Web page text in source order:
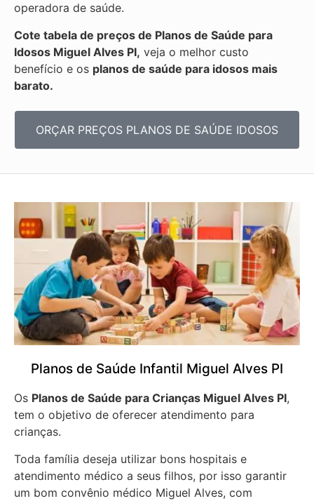
operadora de saúde.
Cote tabela de preços de Planos de Saúde para
Idosos Miguel Alves PI, veja o melhor custo
benefício e os planos de saúde para idosos mais
barato.
ORÇAR PREÇOS PLANOS DE SAÚDE IDOSOS
Planos de Saúde Infantil Miguel Alves PI
Os Planos de Saúde para Crianças Miguel Alves PI,
tem o objetivo de oferecer atendimento para
crianças.
Toda família deseja utilizar bons hospitais e
atendimento médico a seus filhos, por isso garantir
um bom convênio médico Miguel Alves, com